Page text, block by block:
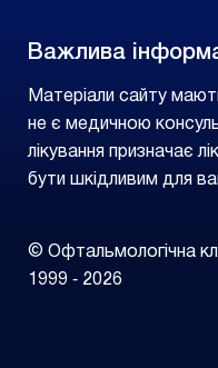
Важлива
Матеріали сайту
не є медичною
лікування призначає
бути шкідливим для
© Офтальмологічна
1999 ‑ 2026